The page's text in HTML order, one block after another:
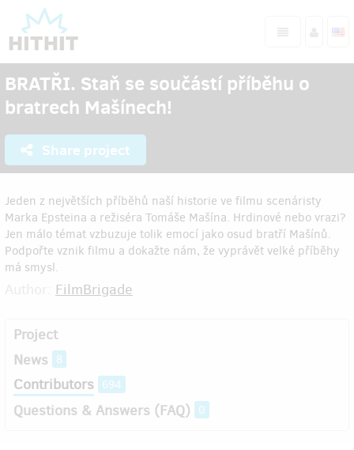
BRATŘI. Staň se součástí příběhu o
bratrech Mašínech!
Share project
Jeden z největších příběhů naší historie ve filmu scenáristy
Marka Epsteina a režiséra Tomáše Mašína. Hrdinové nebo vrazi?
Jen málo témat vzbuzuje tolik emocí jako osud bratří Mašínů.
Podpořte vznik filmu a dokažte nám, že vyprávět velké příběhy
má smysl.
FilmBrigade
Project
News
8
Contributors 694
Questions & Answers (FAQ) 0